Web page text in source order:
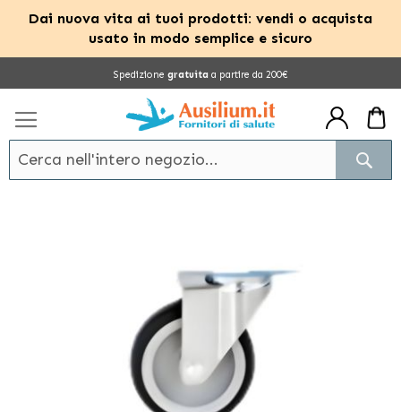
Dai nuova vita ai tuoi prodotti: vendi o acquista
usato in modo semplice e sicuro
Spedizione gratuita a partire da 200€